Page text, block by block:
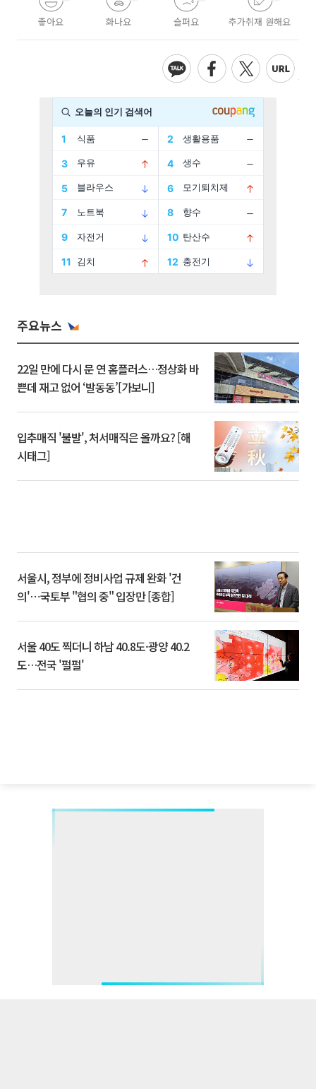
좋아요 화나요 슬퍼요 추가취재 원해요
주요뉴스
22일 만에 다시 문 연 홈플러스…정상화 바
쁜데 재고 없어 ‘발동동’[가보니]
입추매직 '불발', 처서매직은 올까요? [해
시태그]
서울시, 정부에 정비사업 규제 완화 '건
의'⋯국토부 "협의 중" 입장만 [종합]
서울 40도 찍더니 하남 40.8도·광양 40.2
도…전국 '펄펄'